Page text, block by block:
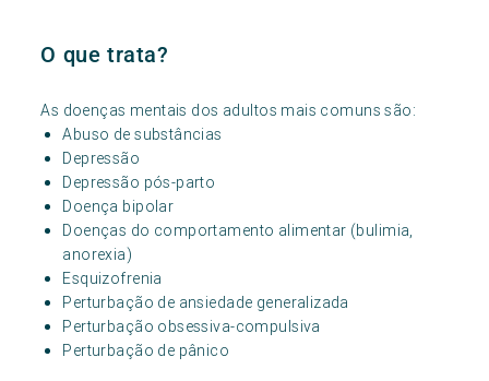
O que trata?
As doenças mentais dos adultos mais comuns são:
Abuso de substâncias
Depressão
Depressão pós-parto
Doença bipolar
Doenças do comportamento alimentar (bulimia,
anorexia)
Esquizofrenia
Perturbação de ansiedade generalizada
Perturbação obsessiva-compulsiva
Perturbação de pânico